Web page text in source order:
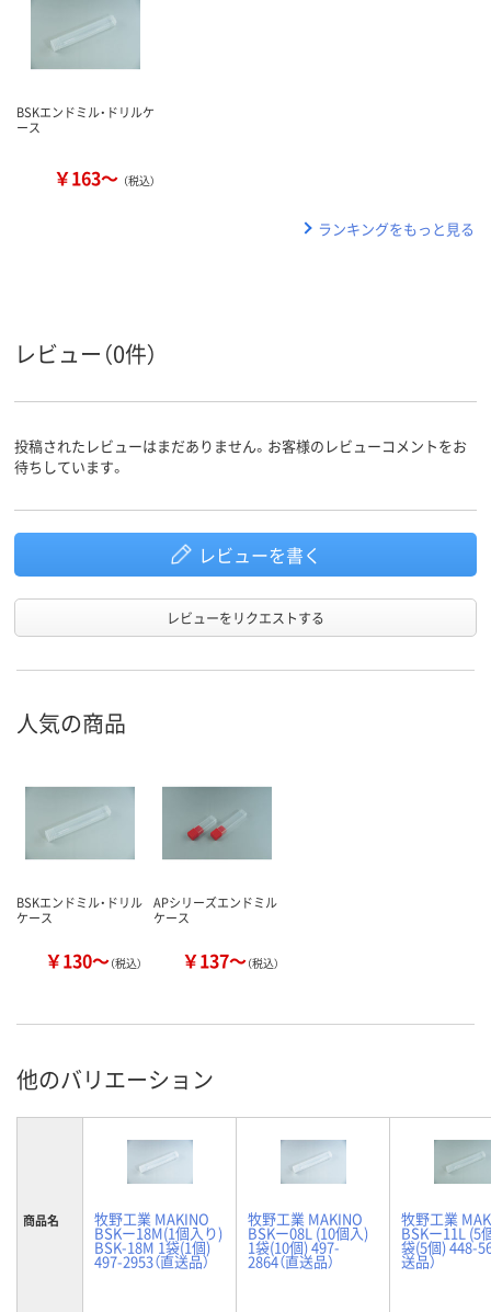
BSKエンドミル・ドリルケ
ース
￥163～ （税込）
ランキングをもっと見る
レビュー（0件）
投稿されたレビューはまだありません。お客様のレビューコメントをお
待ちしています。
レビューを書く
レビューをリクエストする
人気の商品
BSKエンドミル・ドリル
ケース
￥130～（税込）
APシリーズエンドミル
ケース
￥137～（税込）
他のバリエーション
商品名 牧野工業 MAKINO
BSKー18M(1個入り)
BSK-18M 1袋(1個)
497-2953（直送品）
牧野工業 MAKINO
BSKー08L (10個入)
1袋(10個) 497-
2864（直送品）
牧野工業
BSKー11L (5
袋(5個) 448-
送品）